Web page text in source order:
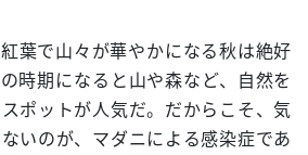
葉で山々が華やかになる秋は絶好
時期になると山や森など、自然を
ポットが人気だ。だからこそ、気
いのが、マダニによる感染症であ